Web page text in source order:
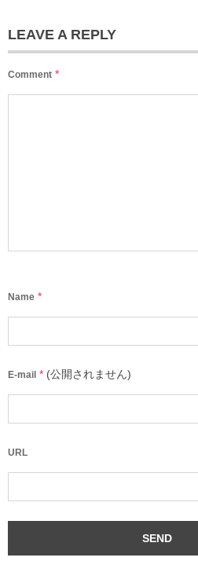
LEAVE A REPLY
Comment *
Name *
E-mail * (公開されません)
URL